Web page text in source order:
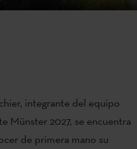
integrante del equipo
Münster 2027, se encuentra
de primera mano su